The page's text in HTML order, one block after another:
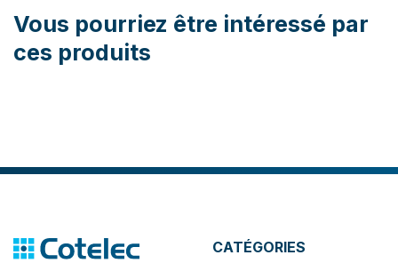
Vous pourriez être intéressé par
ces produits
CATÉGORIES